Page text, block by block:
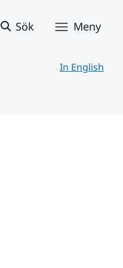
Sök Meny
In English